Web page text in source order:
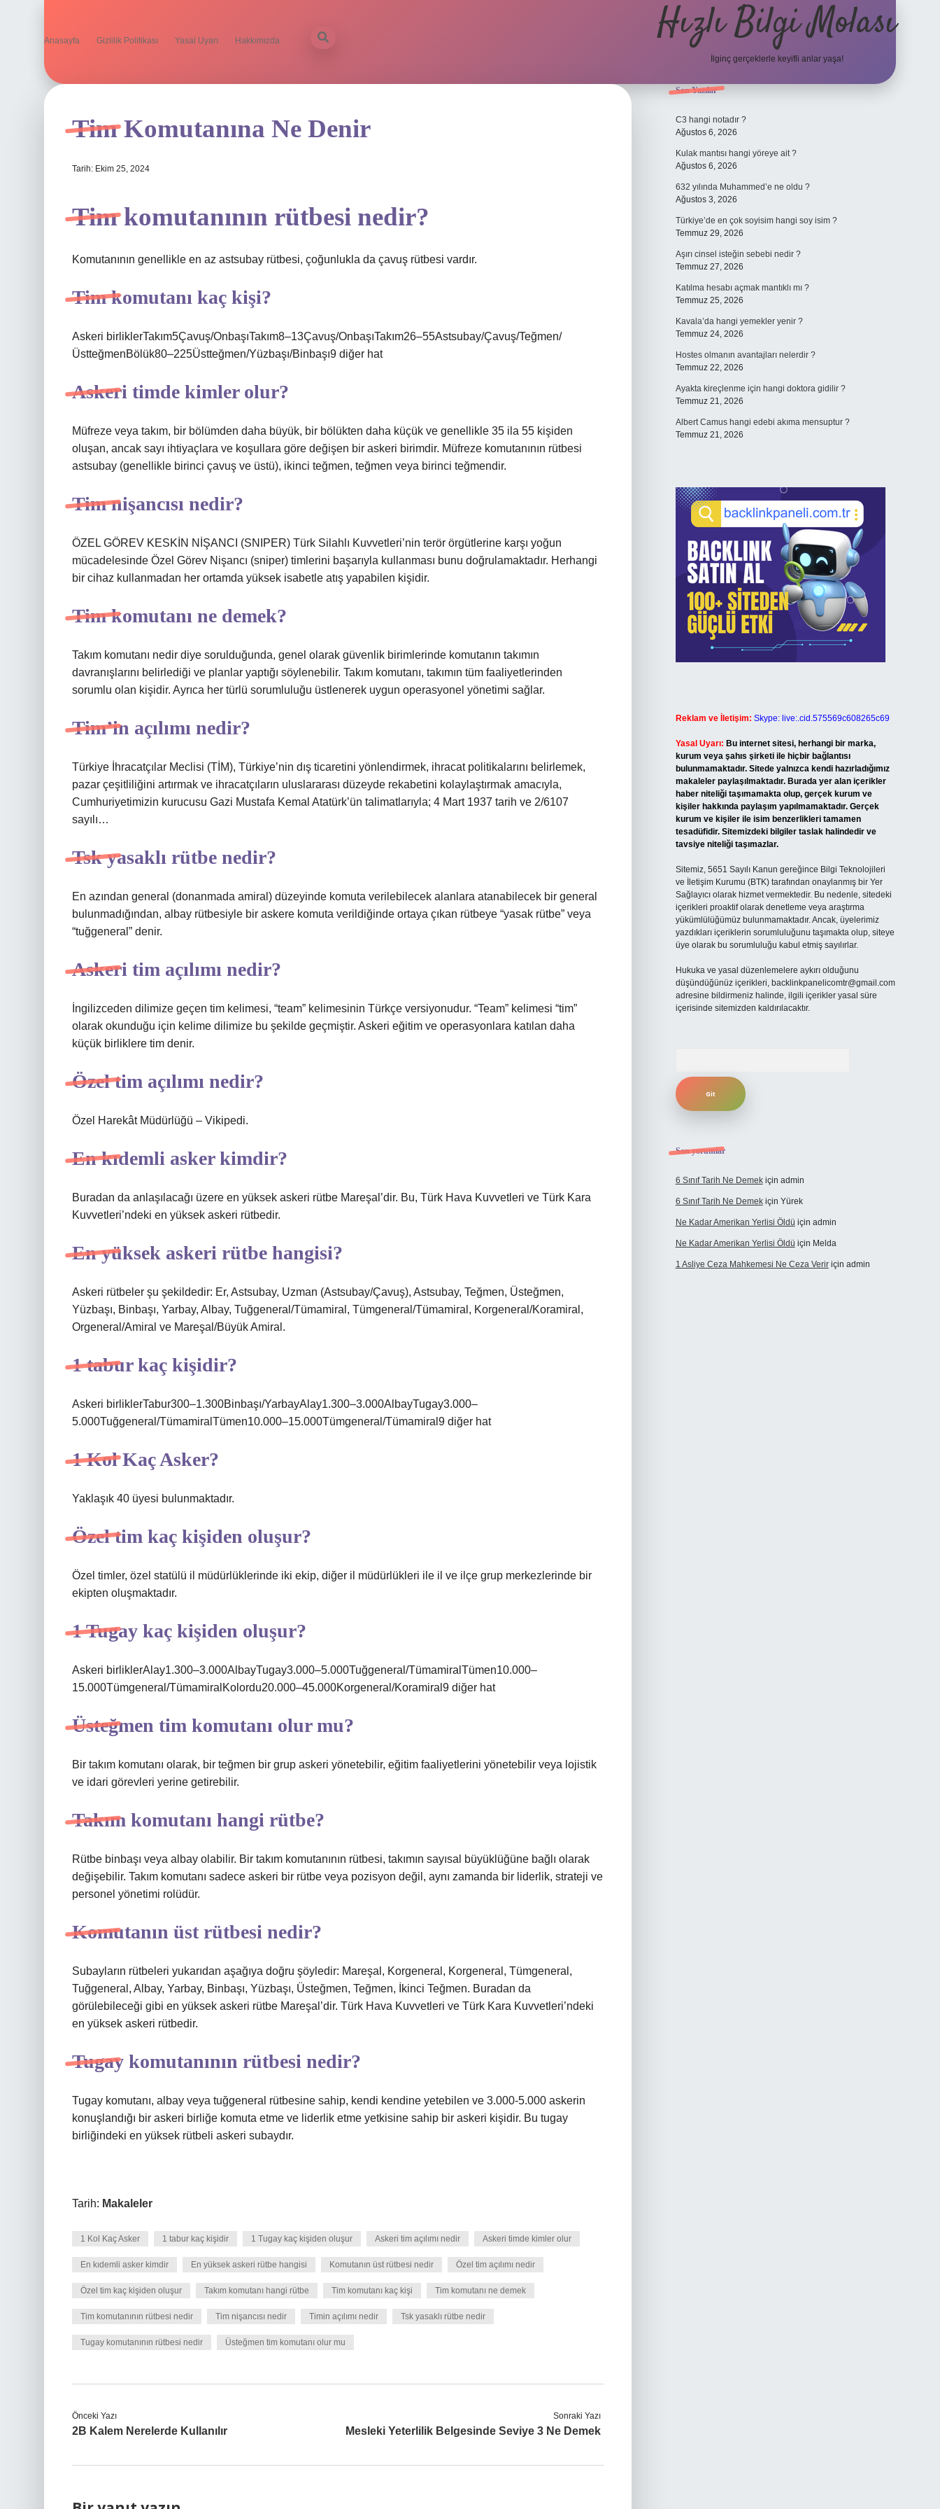
Anasayfa Gizlilik Politikası Yasal Uyarı Hakkımızda Hızlı Bilgi Molası
İlginç gerçeklerle keyifli anlar yaşa!
Tim Komutanına Ne Denir
Tarih: Ekim 25, 2024
Tim komutanının rütbesi nedir?
Komutanının genellikle en az astsubay rütbesi, çoğunlukla da çavuş rütbesi vardır.
Tim komutanı kaç kişi?
Askeri birliklerTakım5Çavuş/OnbaşıTakım8–13Çavuş/OnbaşıTakım26–55Astsubay/Çavuş/Teğmen/
ÜstteğmenBölük80–225Üstteğmen/Yüzbaşı/Binbaşı9 diğer hat
Askeri timde kimler olur?
Müfreze veya takım, bir bölümden daha büyük, bir bölükten daha küçük ve genellikle 35 ila 55 kişiden
oluşan, ancak sayı ihtiyaçlara ve koşullara göre değişen bir askeri birimdir. Müfreze komutanının rütbesi
astsubay (genellikle birinci çavuş ve üstü), ikinci teğmen, teğmen veya birinci teğmendir.
Tim nişancısı nedir?
ÖZEL GÖREV KESKİN NİŞANCI (SNIPER) Türk Silahlı Kuvvetleri’nin terör örgütlerine karşı yoğun
mücadelesinde Özel Görev Nişancı (sniper) timlerini başarıyla kullanması bunu doğrulamaktadır. Herhangi
bir cihaz kullanmadan her ortamda yüksek isabetle atış yapabilen kişidir.
Tim komutanı ne demek?
Takım komutanı nedir diye sorulduğunda, genel olarak güvenlik birimlerinde komutanın takımın
davranışlarını belirlediği ve planlar yaptığı söylenebilir. Takım komutanı, takımın tüm faaliyetlerinden
sorumlu olan kişidir. Ayrıca her türlü sorumluluğu üstlenerek uygun operasyonel yönetimi sağlar.
Tim’in açılımı nedir?
Türkiye İhracatçılar Meclisi (TİM), Türkiye’nin dış ticaretini yönlendirmek, ihracat politikalarını belirlemek,
pazar çeşitliliğini artırmak ve ihracatçıların uluslararası düzeyde rekabetini kolaylaştırmak amacıyla,
Cumhuriyetimizin kurucusu Gazi Mustafa Kemal Atatürk’ün talimatlarıyla; 4 Mart 1937 tarih ve 2/6107
sayılı…
Tsk yasaklı rütbe nedir?
En azından general (donanmada amiral) düzeyinde komuta verilebilecek alanlara atanabilecek bir general
bulunmadığından, albay rütbesiyle bir askere komuta verildiğinde ortaya çıkan rütbeye “yasak rütbe” veya
“tuğgeneral” denir.
Askeri tim açılımı nedir?
İngilizceden dilimize geçen tim kelimesi, “team” kelimesinin Türkçe versiyonudur. “Team” kelimesi “tim”
olarak okunduğu için kelime dilimize bu şekilde geçmiştir. Askeri eğitim ve operasyonlara katılan daha
küçük birliklere tim denir.
Özel tim açılımı nedir?
Özel Harekât Müdürlüğü – Vikipedi.
En kıdemli asker kimdir?
Buradan da anlaşılacağı üzere en yüksek askeri rütbe Mareşal’dir. Bu, Türk Hava Kuvvetleri ve Türk Kara
Kuvvetleri’ndeki en yüksek askeri rütbedir.
En yüksek askeri rütbe hangisi?
Askeri rütbeler şu şekildedir: Er, Astsubay, Uzman (Astsubay/Çavuş), Astsubay, Teğmen, Üsteğmen,
Yüzbaşı, Binbaşı, Yarbay, Albay, Tuğgeneral/Tümamiral, Tümgeneral/Tümamiral, Korgeneral/Koramiral,
Orgeneral/Amiral ve Mareşal/Büyük Amiral.
1 tabur kaç kişidir?
Askeri birliklerTabur300–1.300Binbaşı/YarbayAlay1.300–3.000AlbayTugay3.000–
5.000Tuğgeneral/TümamiralTümen10.000–15.000Tümgeneral/Tümamiral9 diğer hat
1 Kol Kaç Asker?
Yaklaşık 40 üyesi bulunmaktadır.
Özel tim kaç kişiden oluşur?
Özel timler, özel statülü il müdürlüklerinde iki ekip, diğer il müdürlükleri ile il ve ilçe grup merkezlerinde bir
ekipten oluşmaktadır.
1 Tugay kaç kişiden oluşur?
Askeri birliklerAlay1.300–3.000AlbayTugay3.000–5.000Tuğgeneral/TümamiralTümen10.000–
15.000Tümgeneral/TümamiralKolordu20.000–45.000Korgeneral/Koramiral9 diğer hat
Üsteğmen tim komutanı olur mu?
Bir takım komutanı olarak, bir teğmen bir grup askeri yönetebilir, eğitim faaliyetlerini yönetebilir veya lojistik
ve idari görevleri yerine getirebilir.
Takım komutanı hangi rütbe?
Rütbe binbaşı veya albay olabilir. Bir takım komutanının rütbesi, takımın sayısal büyüklüğüne bağlı olarak
değişebilir. Takım komutanı sadece askeri bir rütbe veya pozisyon değil, aynı zamanda bir liderlik, strateji ve
personel yönetimi rolüdür.
Komutanın üst rütbesi nedir?
Subayların rütbeleri yukarıdan aşağıya doğru şöyledir: Mareşal, Korgeneral, Korgeneral, Tümgeneral,
Tuğgeneral, Albay, Yarbay, Binbaşı, Yüzbaşı, Üsteğmen, Teğmen, İkinci Teğmen. Buradan da
görülebileceği gibi en yüksek askeri rütbe Mareşal’dir. Türk Hava Kuvvetleri ve Türk Kara Kuvvetleri’ndeki
en yüksek askeri rütbedir.
Tugay komutanının rütbesi nedir?
Tugay komutanı, albay veya tuğgeneral rütbesine sahip, kendi kendine yetebilen ve 3.000-5.000 askerin
konuşlandığı bir askeri birliğe komuta etme ve liderlik etme yetkisine sahip bir askeri kişidir. Bu tugay
birliğindeki en yüksek rütbeli askeri subaydır.
Tarih: Makaleler
1 Kol Kaç Asker 1 tabur kaç kişidir 1 Tugay kaç kişiden oluşur Askeri tim açılımı nedir Askeri timde kimler olur
En kıdemli asker kimdir En yüksek askeri rütbe hangisi Komutanın üst rütbesi nedir Özel tim açılımı nedir
Özel tim kaç kişiden oluşur Takım komutanı hangi rütbe Tim komutanı kaç kişi Tim komutanı ne demek
Tim komutanının rütbesi nedir Tim nişancısı nedir Timin açılımı nedir Tsk yasaklı rütbe nedir
Tugay komutanının rütbesi nedir Üsteğmen tim komutanı olur mu
Önceki Yazı
2B Kalem Nerelerde Kullanılır
Sonraki Yazı
Mesleki Yeterlilik Belgesinde Seviye 3 Ne Demek
Sidebar
Son Yazılar
C3 hangi notadır ?
Ağustos 6, 2026
Kulak mantısı hangi yöreye ait ?
Ağustos 6, 2026
632 yılında Muhammed’e ne oldu ?
Ağustos 3, 2026
Türkiye’de en çok soyisim hangi soy isim ?
Temmuz 29, 2026
Aşırı cinsel isteğin sebebi nedir ?
Temmuz 27, 2026
Katılma hesabı açmak mantıklı mı ?
Temmuz 25, 2026
Kavala’da hangi yemekler yenir ?
Temmuz 24, 2026
Hostes olmanın avantajları nelerdir ?
Temmuz 22, 2026
Ayakta kireçlenme için hangi doktora gidilir ?
Temmuz 21, 2026
Albert Camus hangi edebi akıma mensuptur ?
Temmuz 21, 2026
Reklam ve İletişim: Skype: live:.cid.575569c608265c69
Yasal Uyarı: Bu internet sitesi, herhangi bir marka,
kurum veya şahıs şirketi ile hiçbir bağlantısı
bulunmamaktadır. Sitede yalnızca kendi hazırladığımız
makaleler paylaşılmaktadır. Burada yer alan içerikler
haber niteliği taşımamakta olup, gerçek kurum ve
kişiler hakkında paylaşım yapılmamaktadır. Gerçek
kurum ve kişiler ile isim benzerlikleri tamamen
tesadüfidir. Sitemizdeki bilgiler taslak halindedir ve
tavsiye niteliği taşımazlar.
Sitemiz, 5651 Sayılı Kanun gereğince Bilgi Teknolojileri
ve İletişim Kurumu (BTK) tarafından onaylanmış bir Yer
Sağlayıcı olarak hizmet vermektedir. Bu nedenle, sitedeki
içerikleri proaktif olarak denetleme veya araştırma
yükümlülüğümüz bulunmamaktadır. Ancak, üyelerimiz
yazdıkları içeriklerin sorumluluğunu taşımakta olup, siteye
üye olarak bu sorumluluğu kabul etmiş sayılırlar.
Hukuka ve yasal düzenlemelere aykırı olduğunu
düşündüğünüz içerikleri, backlinkpanelicomtr@gmail.com
adresine bildirmeniz halinde, ilgili içerikler yasal süre
içerisinde sitemizden kaldırılacaktır.
Son yorumlar
6 Sınıf Tarih Ne Demekiçin admin
6 Sınıf Tarih Ne Demekiçin Yürek
Ne Kadar Amerikan Yerlisi Öldü için admin
Ne Kadar Amerikan Yerlisi Öldü için Melda
1 Asliye Ceza Mahkemesi Ne Ceza Veririçin admin